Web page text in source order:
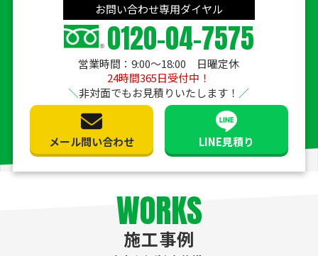
お問い合わせ専用ダイヤル
0120-04-7575
営業時間：9:00〜18:00 日曜定休
24時間365日受付中！
非対面でもお見積りいたします！
メール問い合わせ LINE見積り
WORKS
施工事例